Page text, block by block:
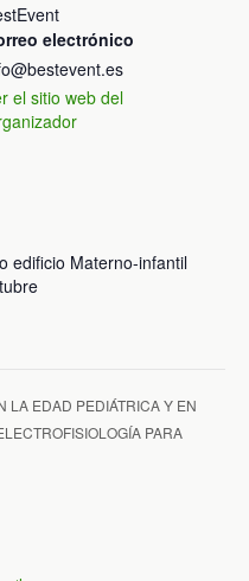
edificio Materno-infantil
electrónico
el sitio web del
LA EDAD PEDIÁTRICA Y EN
PARA